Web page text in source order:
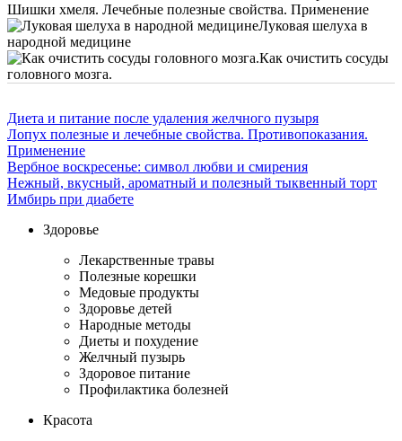
Шишки хмеля. Лечебные полезные свойства. Применение
Луковая шелуха в
народной медицине
Как очистить сосуды
головного мозга.
Диета и питание после удаления желчного пузыря
Лопух полезные и лечебные свойства. Противопоказания.
Применение
Вербное воскресенье: символ любви и смирения
Нежный, вкусный, ароматный и полезный тыквенный торт
Имбирь при диабете
Здоровье
Лекарственные травы
Полезные корешки
Медовые продукты
Здоровье детей
Народные методы
Диеты и похудение
Желчный пузырь
Здоровое питание
Профилактика болезней
Красота